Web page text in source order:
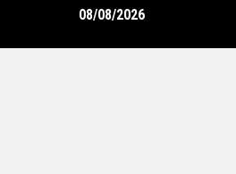
de 300 agentes de apoio
08/08/2026